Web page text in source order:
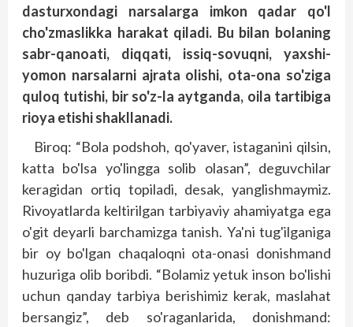
dasturxondagi narsalarga imkon qadar qo'l
cho'zmaslikka harakat qiladi. Bu bilan bolaning
sabr-qanoati, diqqati, issiq-sovuqni, yaxshi-
yomon narsalarni ajrata olishi, ota-ona so'ziga
quloq tutishi, bir so'z-la aytganda, oila tartibiga
rioya etishi shakllanadi.
Biroq: “Bola podshoh, qo'yaver, istaganini qilsin,
katta bo'lsa yo'lingga solib olasan”, deguvchilar
keragidan ortiq topiladi, desak, yanglishmaymiz.
Rivoyatlarda keltirilgan tarbiyaviy ahamiyatga ega
o'git deyarli barchamizga tanish. Ya'ni tug'ilganiga
bir oy bo'lgan chaqaloqni ota-onasi donishmand
huzuriga olib boribdi. “Bolamiz yetuk inson bo'lishi
uchun qanday tarbiya berishimiz kerak, maslahat
bersangiz”, deb so'raganlarida, donishmand: